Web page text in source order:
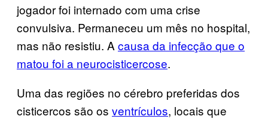
jogador foi internado com uma crise
convulsiva. Permaneceu um mês no hospital,
mas não resistiu. A causa da infecção que o
matou foi a neurocisticercose.
Uma das regiões no cérebro preferidas dos
cisticercos são os ventrículos, locais que